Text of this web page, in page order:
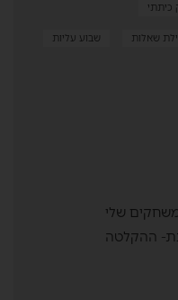
שאלות
שבוע עליות
שלי
ההקלטה